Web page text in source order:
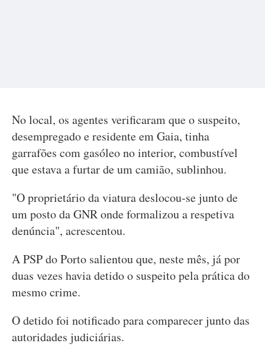
No local, os agentes verificaram que o suspeito,
desempregado e residente em Gaia, tinha
garrafões com gasóleo no interior, combustível
que estava a furtar de um camião, sublinhou.
"O proprietário da viatura deslocou-se junto de
um posto da GNR onde formalizou a respetiva
denúncia", acrescentou.
A PSP do Porto salientou que, neste mês, já por
duas vezes havia detido o suspeito pela prática do
mesmo crime.
O detido foi notificado para comparecer junto das
autoridades judiciárias.